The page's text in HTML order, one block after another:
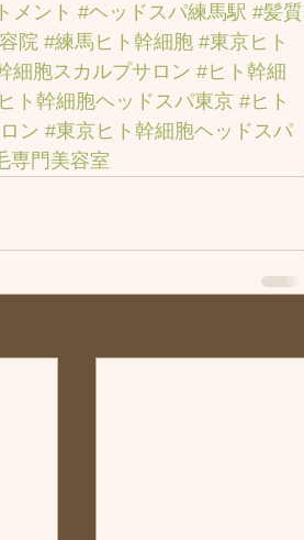
メント #ヘッドスパ練馬駅 #髪質
院 #練馬ヒト幹細胞 #東京ヒト
細胞スカルプサロン #ヒト幹細
ト幹細胞ヘッドスパ東京 #ヒト
ン #東京ヒト幹細胞ヘッドスパ
専門美容室